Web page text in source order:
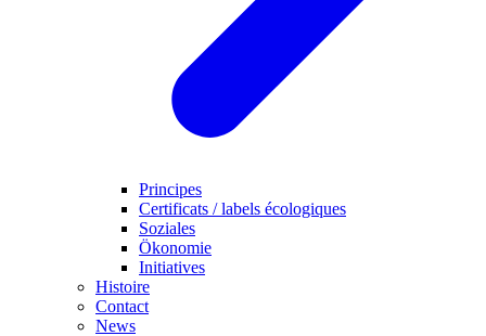
Principes
Certificats / labels écologiques
Soziales
Ökonomie
Initiatives
Histoire
Contact
News